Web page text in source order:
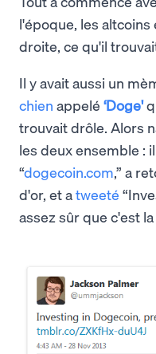
l'époque, les
droite, ce qu'il
Il y avait aussi un
chien appelé ‘Doge'
trouvait drôle. Alors
les deux ensemble :
“dogecoin.com,” a
d'or, et atweeté
assez sûr que c'est